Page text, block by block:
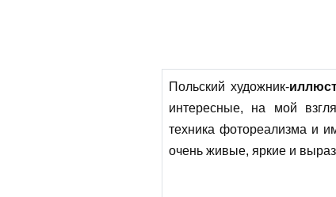
Польский художник-
интересные, на мой
техника фотореализма и
очень живые, яркие и